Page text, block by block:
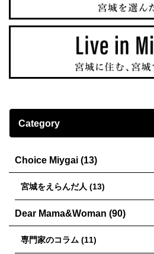
Category
Choice Miygai (13)
宮城をえらんだ人 (13)
Dear Mama&Woman (90)
専門家のコラム (11)